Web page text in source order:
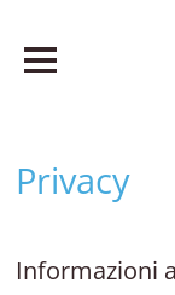
Privacy
Informazioni